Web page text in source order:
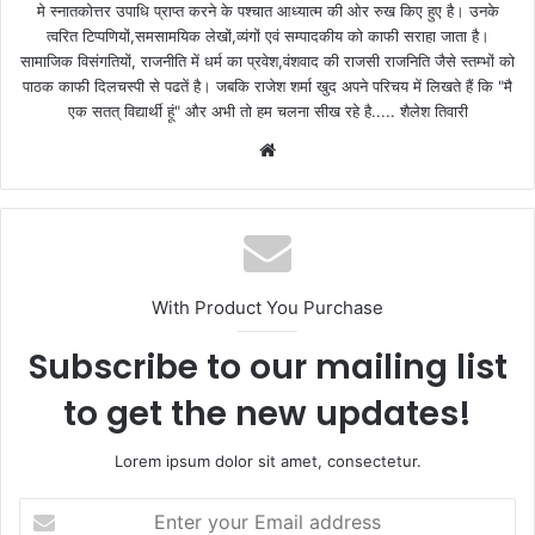
मे स्नातकोत्तर उपाधि प्राप्त करने के पश्चात आध्यात्म की ओर रुख किए हुए है। उनके
त्वरित टिप्पणियों,समसामयिक लेखों,व्यंगों एवं सम्पादकीय को काफी सराहा जाता है।
सामाजिक विसंगतियों, राजनीति में धर्म का प्रवेश,वंशवाद की राजसी राजनिति जैसे स्तम्भों को
पाठक काफी दिलचस्पी से पढतें है। जबकि राजेश शर्मा खुद अपने परिचय में लिखते हैं कि "मै
एक सतत् विद्यार्थी हूं" और अभी तो हम चलना सीख रहे है..... शैलेश तिवारी
b
s
i
e
With Product You Purchase
Subscribe to our mailing list
to get the new updates!
Lorem ipsum dolor sit amet, consectetur.